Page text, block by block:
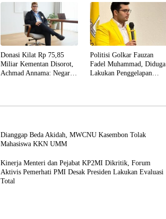
Donasi Kilat Rp 75,85
Miliar Kementan Disorot,
Achmad Annama: Negara
Politisi Golkar Fauzan
Fadel Muhammad, Diduga
Lakukan Penggelapan
Dianggap Beda Akidah, MWCNU Kasembon Tolak
Mahasiswa KKN UMM
Kinerja Menteri dan Pejabat KP2MI Dikritik, Forum
Aktivis Pemerhati PMI Desak Presiden Lakukan Evaluasi
Total